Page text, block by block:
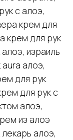
с алоэ,
крем для
крем для рук
израиль
алоэ,
для рук
для рук с
алоэ,
из алоэ
алоэ,